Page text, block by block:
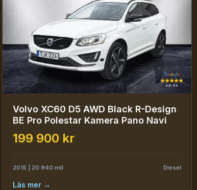
Volvo XC60 D5 AWD Black R-Design
BE Pro Polestar Kamera Pano Navi
199 900 kr
2015 | 20 940 mil Diesel
Läs mer →